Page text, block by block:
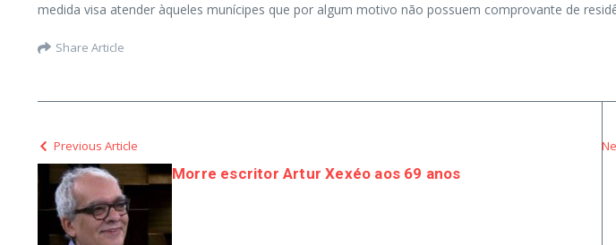
medida visa atender àqueles munícipes que por algum motivo não possuem comprovante de
Share Article
Previous Article
Morre escritor Artur Xexéo aos 69 anos